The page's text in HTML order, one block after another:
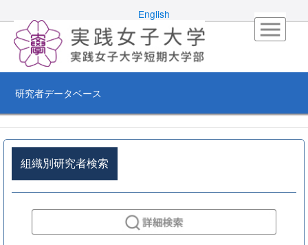
English
研究者データベース
組織別研究者検索